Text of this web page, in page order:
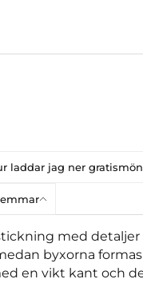
laddar jag ner
med
byxorna
en vikt kant och